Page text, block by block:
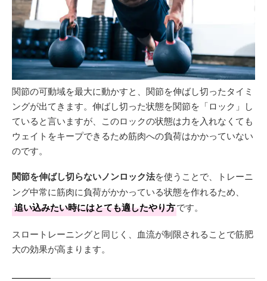
関節の可動域を最大に動かすと、関節を伸ばし切ったタイミ
ングが出てきます。伸ばし切った状態を関節を「ロック」し
ていると言いますが、このロックの状態は力を入れなくても
ウェイトをキープできるため筋肉への負荷はかかっていない
のです。
関節を伸ばし切らないノンロック法を使うことで、トレーニ
ング中常に筋肉に負荷がかかっている状態を作れるため、
追い込みたい時にはとても適したやり方です。
スロートレーニングと同じく、血流が制限されることで筋肥
大の効果が高まります。